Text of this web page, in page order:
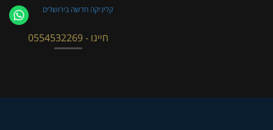
קליניקה חדשה בירושלים
חייגו - 0554532269